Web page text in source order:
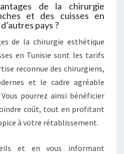
de la chirurgie
et des cuisses en
pays ?
de la chirurgie esthétique
en Tunisie sont les tarifs
reconnue des chirurgiens,
et le cadre agréable
pourrez ainsi bénéficier
coût, tout en profitant
à votre rétablissement.
et en vous informant